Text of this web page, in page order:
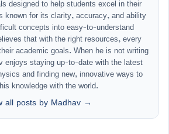
designed to help students excel in their
known for its clarity, accuracy, and ability
concepts into easy-to-understand
that with the right resources, every
academic goals. When he is not writing
enjoys staying up-to-date with the latest
and finding new, innovative ways to
knowledge with the world.
all posts by Madhav →